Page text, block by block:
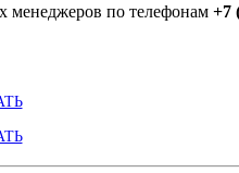
менеджеров по телефонам +7